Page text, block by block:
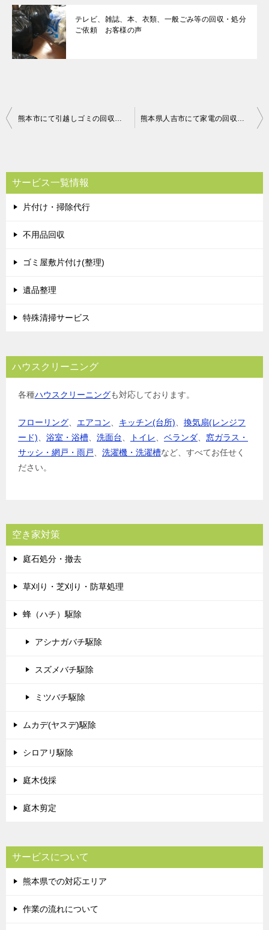
テレビ、雑誌、本、衣類、一般ごみ等の回収・処分
ご依頼 お客様の声
投
ビ
ゲ
ー
シ
サービス一覧情報
片付け・掃除代行
不用品回収
ゴミ屋敷片付け(整理)
遺品整理
特殊清掃サービス
ハウスクリーニング
各種ハウスクリーニングも対応しております。
フローリング エアコン キッチン(台所)
換気扇(レンジフ
ード)
浴室・浴槽 洗面台 トイレ ベランダ
窓ガラス・
サッシ・網戸・雨戸
洗濯機・洗濯槽など、すべてお任せく
ださい。
空き家対策
庭石処分・撤去
草刈り・芝刈り・防草処理
蜂（ハチ）駆除
アシナガバチ駆除
スズメバチ駆除
ミツバチ駆除
ムカデ(ヤスデ)駆除
シロアリ駆除
庭木伐採
庭木剪定
サービスについて
熊本県での対応エリア
作業の流れについて